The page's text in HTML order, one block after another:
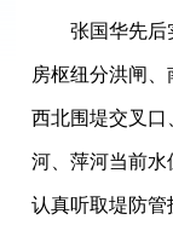
张国华先后
房枢纽分洪闸
西北围堤交叉
河、萍河当前水
认真听取堤防